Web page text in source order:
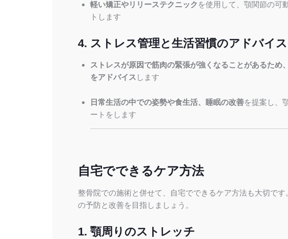
軽い矯正やリリーステクニック を使用して、顎関節の可
トします
4. ストレス管理と生活習慣のアドバイス
ストレスが原因で筋肉の緊張が強くなることがあるため
をアドバイス します
日常生活の中での姿勢や食生活、睡眠の改善を提案し、
ートをします
自宅でできるケア方法
整骨院での施術と併せて、自宅でできるケア方法も大切で
の予防と改善を目指しましょう。
1. 顎周りのストレッチ